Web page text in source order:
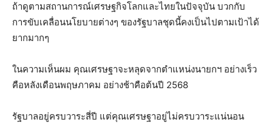
ถ้าดูตามสถานการณ์เศรษฐกิจโลกและไทยในปัจจุบัน บวกกับ
การขับเคลื่อนนโยบายต่างๆ ของรัฐบาลชุดนี้คงเป็นไปตามเป้าได้
ยากมากๆ
ในความเห็นผม คุณเศรษฐาจะหลุดจากตำแหน่งนายกฯ อย่างเร็ว
คือหลังเดือนพฤษภาคม อย่างช้าคือต้นปี 2568
รัฐบาลอยู่ครบวาระสี่ปี แต่คุณเศรษฐาอยู่ไม่ครบวาระแน่นอน